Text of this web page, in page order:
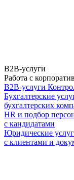
B2B-услуги
Работа с
B2B-услуги
Бухгалтерские
бухгалтерских
HR и подбор
с кандидатами
Юридические
с клиентами и